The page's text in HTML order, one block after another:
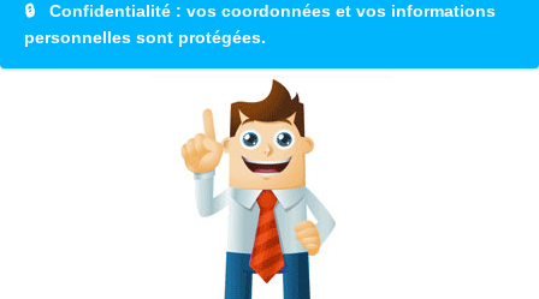
🔒 Confidentialité : vos coordonnées et vos informations
personnelles sont protégées.